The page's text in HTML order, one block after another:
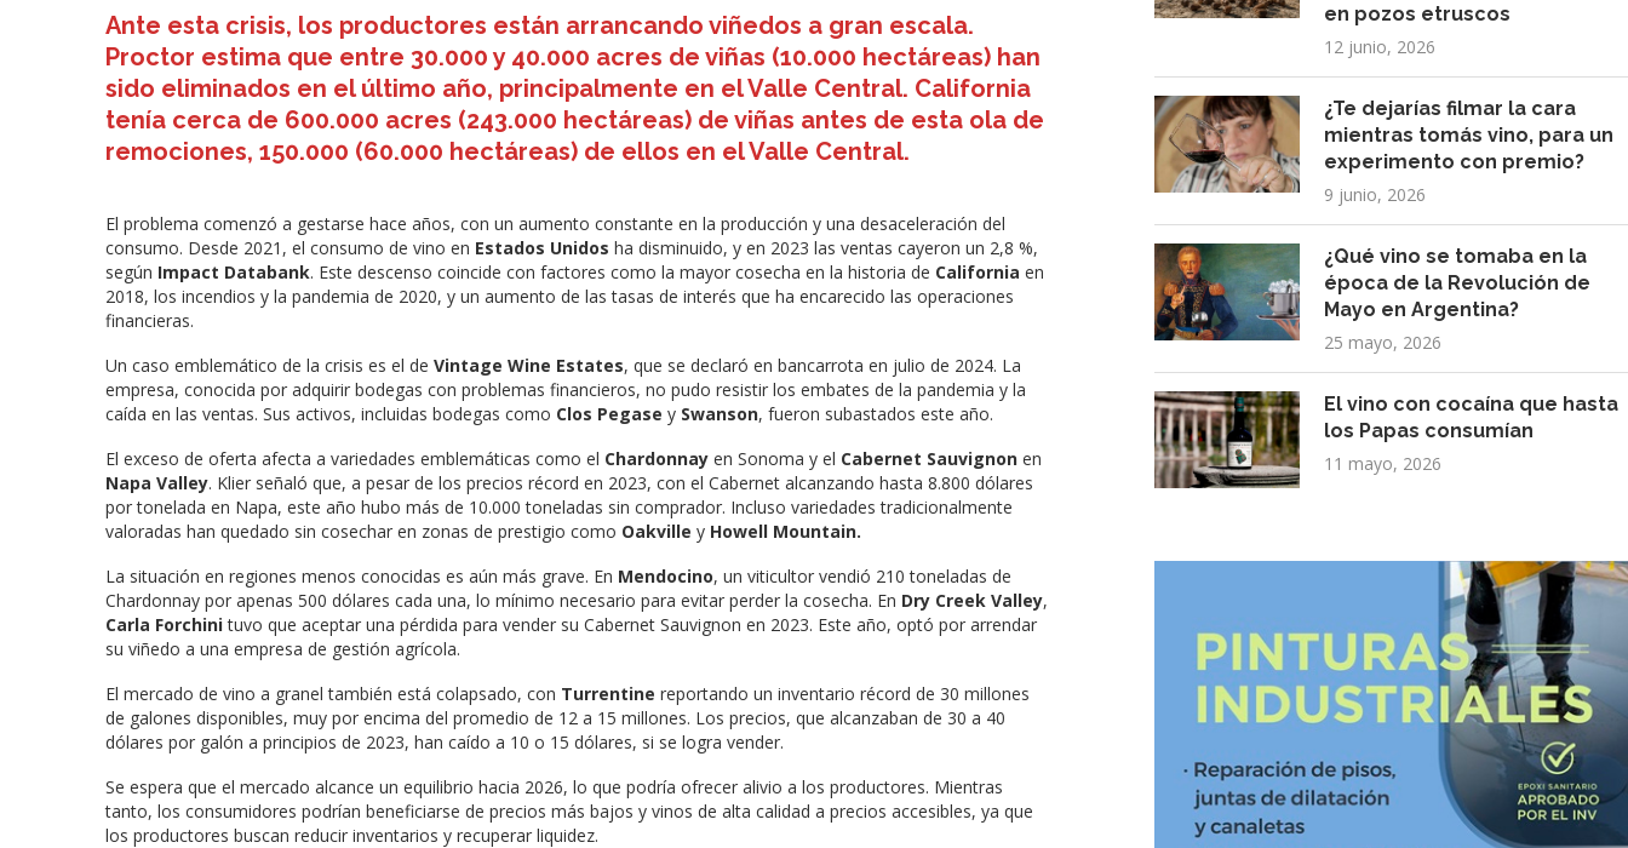
Ante esta crisis, los productores están arrancando viñedos a gran escala.
Proctor estima que entre 30.000 y 40.000 acres de viñas (10.000 hectáreas) han
sido eliminados en el último año, principalmente en el Valle Central. California
tenía cerca de 600.000 acres (243.000 hectáreas) de viñas antes de esta ola de
remociones, 150.000 (60.000 hectáreas) de ellos en el Valle Central.
El problema comenzó a gestarse hace años, con un aumento constante en la producción y una desaceleración del
consumo. Desde 2021, el consumo de vino en Estados Unidos ha disminuido, y en 2023 las ventas cayeron un 2,8 %,
según Impact Databank. Este descenso coincide con factores como la mayor cosecha en la historia de California en
2018, los incendios y la pandemia de 2020, y un aumento de las tasas de interés que ha encarecido las operaciones
financieras.
Un caso emblemático de la crisis es el de Vintage Wine Estates, que se declaró en bancarrota en julio de 2024. La
empresa, conocida por adquirir bodegas con problemas financieros, no pudo resistir los embates de la pandemia y la
caída en las ventas. Sus activos, incluidas bodegas como Clos Pegase y Swanson, fueron subastados este año.
El exceso de oferta afecta a variedades emblemáticas como el Chardonnay en Sonoma y el Cabernet Sauvignon en
Napa Valley. Klier señaló que, a pesar de los precios récord en 2023, con el Cabernet alcanzando hasta 8.800 dólares
por tonelada en Napa, este año hubo más de 10.000 toneladas sin comprador. Incluso variedades tradicionalmente
valoradas han quedado sin cosechar en zonas de prestigio como Oakville y Howell Mountain.
La situación en regiones menos conocidas es aún más grave. En Mendocino, un viticultor vendió 210 toneladas de
Chardonnay por apenas 500 dólares cada una, lo mínimo necesario para evitar perder la cosecha. En Dry Creek Valley,
Carla Forchinituvo que aceptar una pérdida para vender su Cabernet Sauvignon en 2023. Este año, optó por arrendar
su viñedo a una empresa de gestión agrícola.
El mercado de vino a granel también está colapsado, con Turrentine reportando un inventario récord de 30 millones
de galones disponibles, muy por encima del promedio de 12 a 15 millones. Los precios, que alcanzaban de 30 a 40
dólares por galón a principios de 2023, han caído a 10 o 15 dólares, si se logra vender.
Se espera que el mercado alcance un equilibrio hacia 2026, lo que podría ofrecer alivio a los productores. Mientras
tanto, los consumidores podrían beneficiarse de precios más bajos y vinos de alta calidad a precios accesibles, ya que
los productores buscan reducir inventarios y recuperar liquidez.
en pozos etruscos
12 junio, 2026
¿Te dejarías filmar la cara
mientras tomás vino, para un
experimento con premio?
9 junio, 2026
¿Qué vino se tomaba en la
época de la Revolución de
Mayo en Argentina?
25 mayo, 2026
El vino con cocaína que hasta
los Papas consumían
11 mayo, 2026